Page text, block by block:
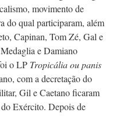
movimento de
do qual participaram, além
Capinan, Tom Zé, Gal e
e Damiano
o LP Tropicália ou panis
com a decretação do
Gil e Caetano ficaram
Exército. Depois de